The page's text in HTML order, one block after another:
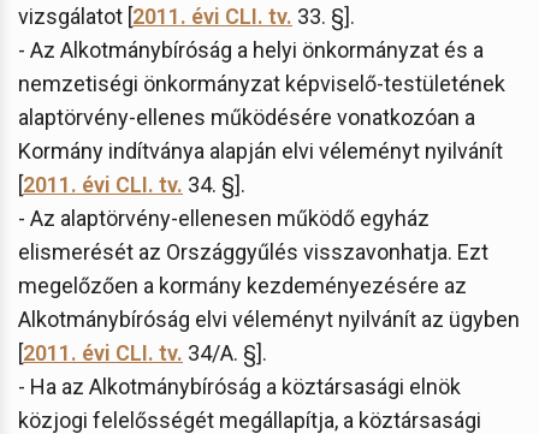
vizsgálatot [2011. évi CLI. tv. 33. §].
- Az Alkotmánybíróság a helyi önkormányzat és a
nemzetiségi önkormányzat képviselő-testületének
alaptörvény-ellenes működésére vonatkozóan a
Kormány indítványa alapján elvi véleményt nyilvánít
[2011. évi CLI. tv. 34. §].
- Az alaptörvény-ellenesen működő egyház
elismerését az Országgyűlés visszavonhatja. Ezt
megelőzően a kormány kezdeményezésére az
Alkotmánybíróság elvi véleményt nyilvánít az ügyben
[2011. évi CLI. tv. 34/A. §].
- Ha az Alkotmánybíróság a köztársasági elnök
közjogi felelősségét megállapítja, a köztársasági